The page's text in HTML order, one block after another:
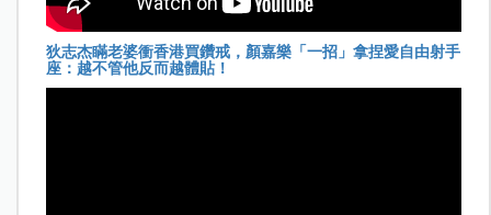
狄志杰瞞老婆衝香港買鑽戒，顏嘉樂「一招」拿捏愛自由射手
座：越不管他反而越體貼！